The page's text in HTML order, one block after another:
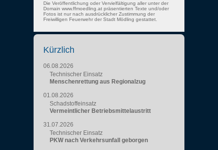
Die Veröffentlichung oder Vervielfältigung aller unter der
Domain www.ffmoedling.at präsentierten Texte und/oder
Fotos ist nur nach ausdrücklicher Zustimmung der
Freiwilligen Feuerwehr der Stadt Mödling gestattet.
Kürzlich
06.08.2026
Technischer Einsatz
Menschenrettung aus Regionalzug
01.08.2026
Schadstoffeinsatz
Vermeintlicher Betriebsmittelaustritt
31.07.2026
Technischer Einsatz
PKW nach Verkehrsunfall geborgen